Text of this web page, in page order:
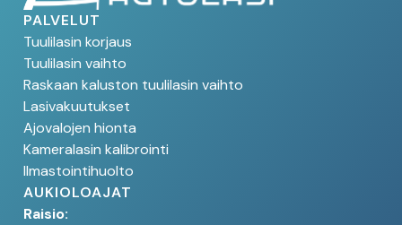
PALVELUT
Tuulilasin korjaus
Tuulilasin vaihto
Raskaan kaluston tuulilasin vaihto
Lasivakuutukset
Ajovalojen hionta
Kameralasin kalibrointi
Ilmastointihuolto
AUKIOLOAJAT
Raisio: